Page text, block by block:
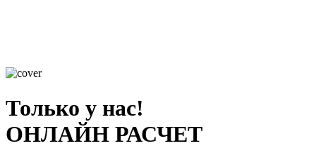
Только у нас!
ОНЛАЙН РАСЧЕТ